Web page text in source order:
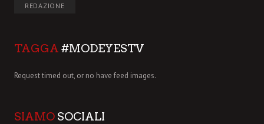
REDAZIONE
TAGGA #MODEYESTV
Request timed out, or no have feed images.
SIAMO SOCIALI